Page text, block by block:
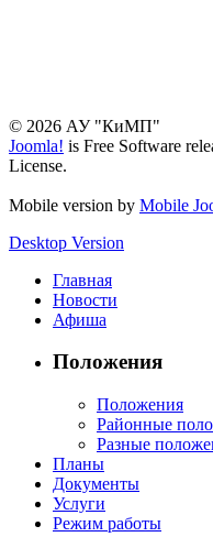
© 2026 АУ "КиМП"
Joomla! is Free Software
License.
Mobile version by Mobile
Desktop Version
Главная
Новости
Афиша
Положения
Положения
Районные
Разные
Планы
Документы
Услуги
Режим работы